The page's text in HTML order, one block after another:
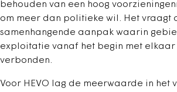
behouden van een hoog
om meer dan politieke wil. Het vraagt
samenhangende aanpak waarin
exploitatie vanaf het begin met elkaar
verbonden.
Voor HEVO lag de meerwaarde in het